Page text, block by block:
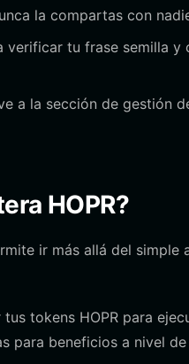
la compartas con
verificar tu frase semilla
a la sección de gestión
HOPR?
ir más allá del
tus tokens HOPR para
para beneficios a nivel